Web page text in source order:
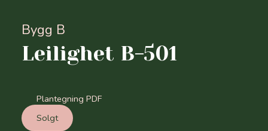
Bygg B
Leilighet B-501
Plantegning PDF
Solgt